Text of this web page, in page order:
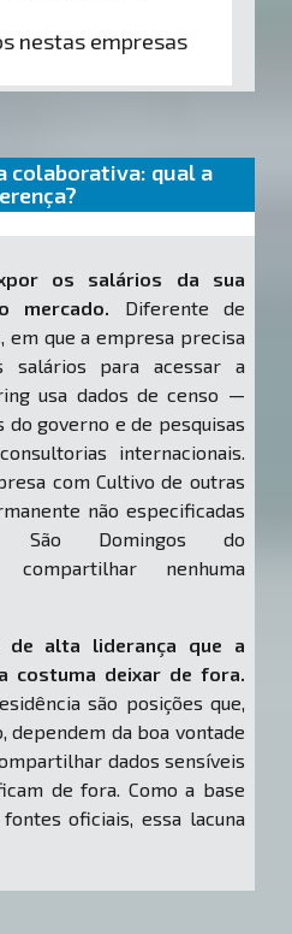
nestas empresas
colaborativa: qual a
os salários da sua
mercado. Diferente de
em que a empresa precisa
salários para acessar a
usa dados de censo —
governo e de pesquisas
internacionais.
com Cultivo de outras
não especificadas
São Domingos do
nenhuma
de alta liderança que a
costuma deixar de fora.
são posições que,
dependem da boa vontade
dados sensíveis
de fora. Como a base
oficiais, essa lacuna